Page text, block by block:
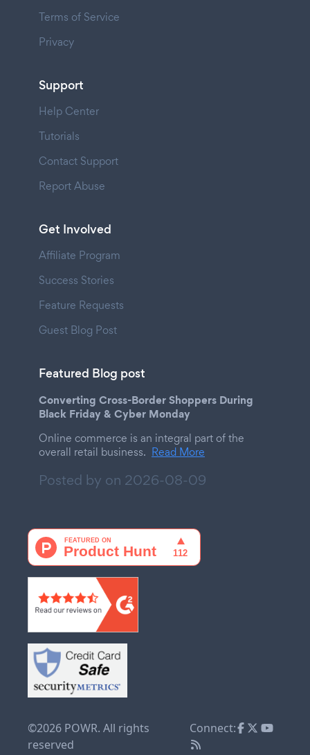
Terms of Service
Privacy
Support
Help Center
Tutorials
Contact Support
Report Abuse
Get Involved
Affiliate Program
Success Stories
Feature Requests
Guest Blog Post
Featured Blog post
Converting Cross-Border Shoppers During
Black Friday & Cyber Monday
Online commerce is an integral part of the
overall retail business. Read More
Posted by on 2026-08-09
©2026 POWR. All rights
reserved
Connect: